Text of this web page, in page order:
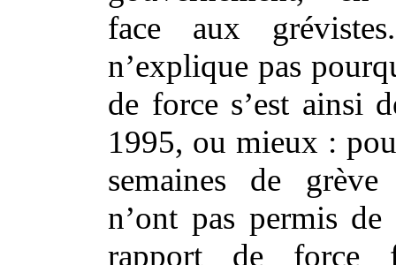
face aux
n’explique pas
de force s’est ainsi
1995, ou mieux :
semaines de
n’ont pas permis
rapport de force